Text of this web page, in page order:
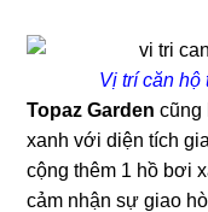
Vị trí căn hộ
Topaz Garden cũng
xanh với diện tích
cộng thêm 1 hồ bơi
cảm nhận sự giao